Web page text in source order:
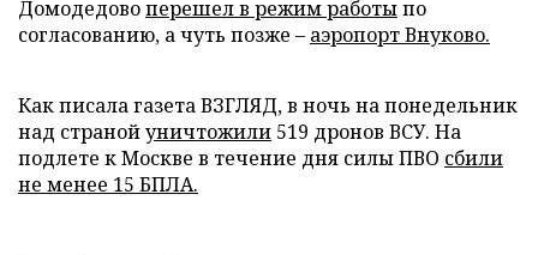
Домодедовоперешел в режим работыпо
согласованию, а чуть позже – аэропорт Внуково.
Как писала газета ВЗГЛЯД, в ночь на понедельник
над странойуничтожили 519 дронов ВСУ. На
подлете к Москве в течение дня силы ПВО сбили
не менее 15 БПЛА.